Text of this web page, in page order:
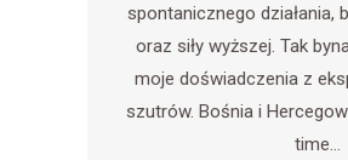
spontanicznego działania,
oraz siły wyższej. Tak
moje doświadczenia z
szutrów. Bośnia i
time…